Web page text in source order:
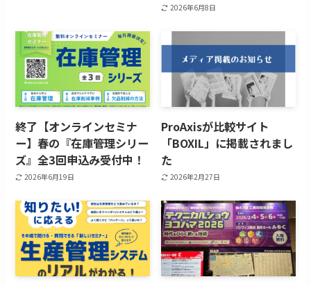
2026年6月8日
終了【オンラインセミナ
ー】春の『在庫管理シリー
ズ』全3回申込み受付中！
2026年6月19日
ProAxisが比較サイト
「BOXIL」に掲載されまし
た
2026年2月27日